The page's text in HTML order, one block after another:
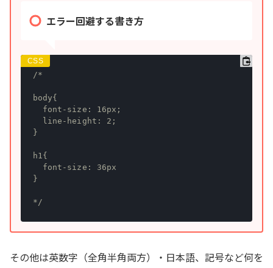
エラー回避する書き方
/*
body{
  font-size: 16px;
  line-height: 2;
}
h1{
  font-size: 36px
}
*/
その他は英数字（全角半角両方）・日本語、記号など何を